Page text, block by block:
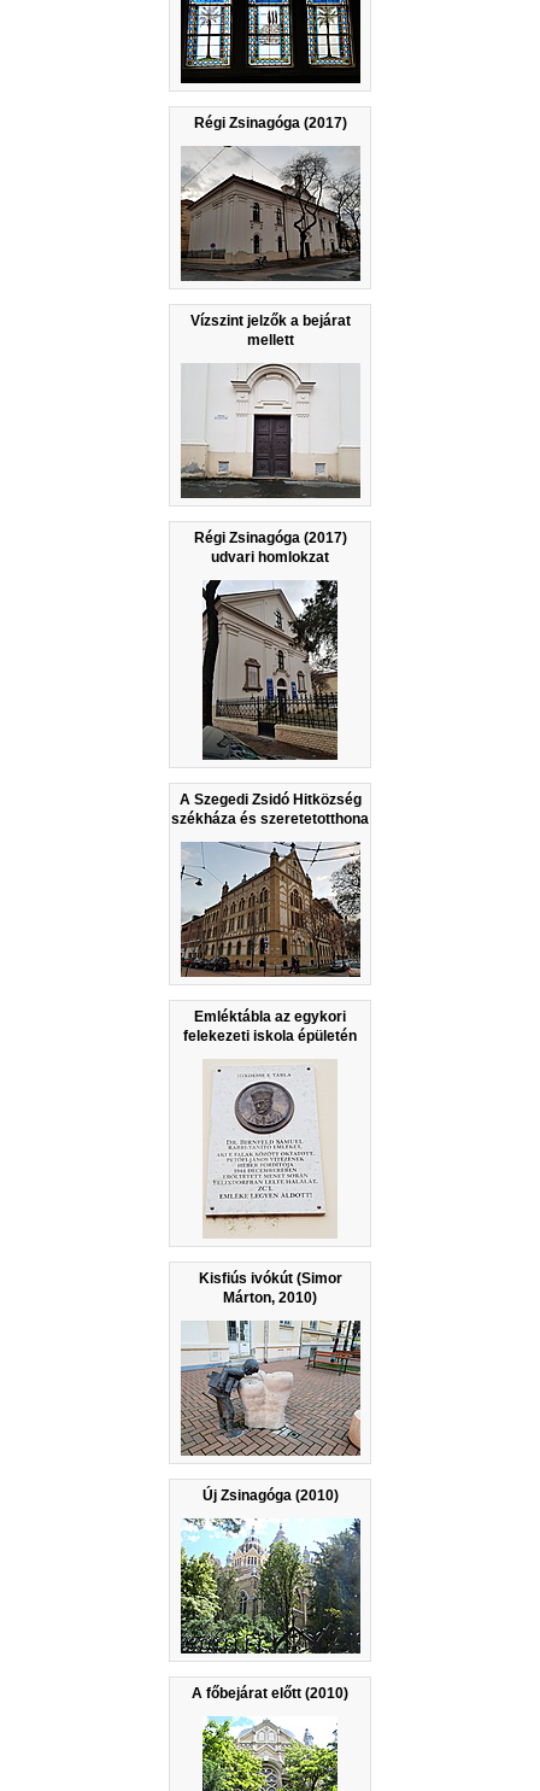
Régi Zsinagóga (2017)
Vízszint jelzők a bejárat
mellett
Régi Zsinagóga (2017)
udvari homlokzat
A Szegedi Zsidó Hitközség
székháza és szeretetotthona
Emléktábla az egykori
felekezeti iskola épületén
Kisfiús ivókút (Simor
Márton, 2010)
Új Zsinagóga (2010)
A főbejárat előtt (2010)